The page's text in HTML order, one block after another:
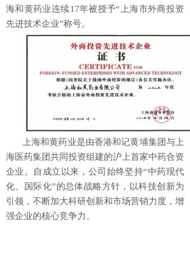
海和黄药业连续17年被授予“上海市外商投资
先进技术企业”称号。
上海和黄药业是由香港和记黄埔集团与上
海医药集团共同投资组建的沪上首家中药合资
企业。自成立以来，公司始终坚持“中药现代
化、国际化”的总体战略方针，以科技创新为
引领，不断加大科研创新和市场营销力度，增
强企业的核心竞争力。